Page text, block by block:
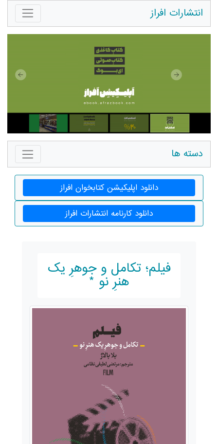
انتشارات افراز
دسته ها
دانلود اپلیکیشن کتابخوان افراز
دانلود کارنامه انتشارات افراز
فیلم؛ تکامل و جوهرِ یک
هنرِ نو *